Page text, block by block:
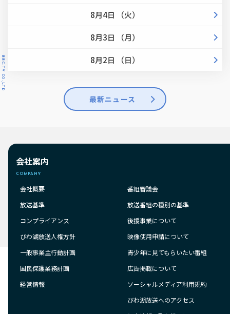
8月4日 （火）
8月3日 （月）
8月2日 （日）
最新ニュース
BBC-TV CO.,LTD
会社案内
COMPANY
会社概要
放送基準
コンプライアンス
びわ湖放送人権方針
一般事業主行動計画
国民保護業務計画
経営情報
番組審議会
放送番組の種別の基準
後援事業について
映像使用申請について
青少年に見てもらいたい番組
広告掲載について
ソーシャルメディア利用規約
びわ湖放送へのアクセス